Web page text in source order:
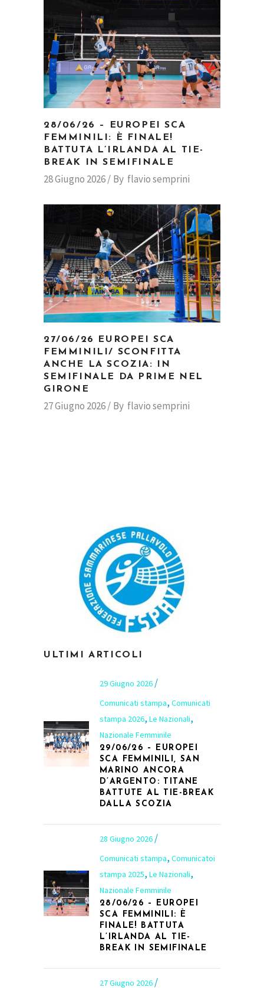
28/06/26 – EUROPEI SCA
FEMMINILI: È FINALE!
BATTUTA L’IRLANDA AL TIE-
BREAK IN SEMIFINALE
28 Giugno 2026 By flavio semprini
27/06/26 EUROPEI SCA
FEMMINILI/ SCONFITTA
ANCHE LA SCOZIA: IN
SEMIFINALE DA PRIME NEL
GIRONE
27 Giugno 2026 By flavio semprini
ULTIMI ARTICOLI
29 Giugno 2026
Comunicati stampa, Comunicati
stampa 2026, Le Nazionali,
Nazionale Femminile
29/06/26 – EUROPEI
SCA FEMMINILI, SAN
MARINO ANCORA
D’ARGENTO: TITANE
BATTUTE AL TIE-BREAK
DALLA SCOZIA
28 Giugno 2026
Comunicati stampa, Comunicatoi
stampa 2025, Le Nazionali,
Nazionale Femminile
28/06/26 – EUROPEI
SCA FEMMINILI: È
FINALE! BATTUTA
L’IRLANDA AL TIE-
BREAK IN SEMIFINALE
27 Giugno 2026